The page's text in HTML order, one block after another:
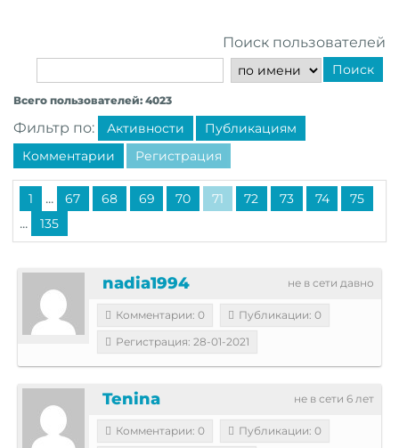
Поиск пользователей
Поиск
Всего пользователей: 4023
Фильтр по: Активности
Публикациям
Комментарии
Регистрация
1 ... 67 68 69 70 71 72 73 74 75
... 135
не в сети давно
nadia1994
Комментарии: 0
Публикации: 0
Регистрация: 28-01-2021
не в сети 6 лет
Tenina
Комментарии: 0
Публикации: 0